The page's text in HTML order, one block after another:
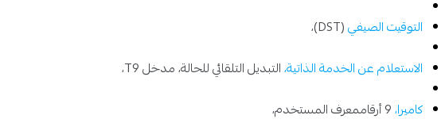
التوقيت الصيفي(DST)،
الاستعلام عن الخدمة الذاتية،التبديل التلقائي للحالة، مدخل T9،
كاميرا،9 أرقاممعرف المستخدم،